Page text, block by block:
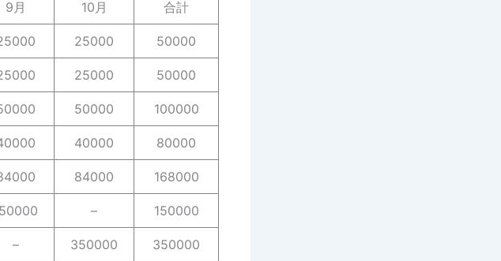
9月 10月 合計
25000 50000
25000 50000
50000 100000
40000 80000
84000 168000
– 150000
– 350000 350000